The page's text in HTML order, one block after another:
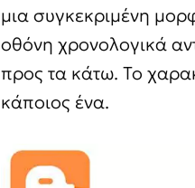
μια συγκεκριμένη
οθόνη χρονολογικά
προς τα κάτω. Το
κάποιος ένα.